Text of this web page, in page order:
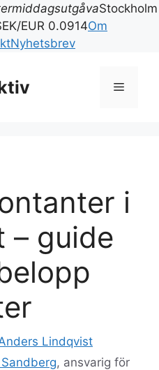
Stockholm
EUR 0.0914Om
Nyhetsbrev
Meny
i
– guide
Lindqvist
, ansvarig för